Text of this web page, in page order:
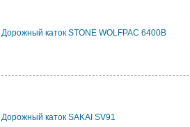
Дорожный каток STONE WOLFPAC 6400B
Дорожный каток SAKAI SV91